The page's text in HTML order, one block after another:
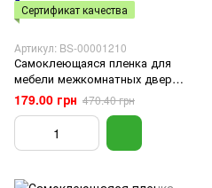
Сертификат качества
Артикул: BS-00001210
Самоклеющаяся пленка для
мебели межкомнатных дверей
декора интерьера серый
шифер 0,45х10м SW-00001210
179.00 грн 470.40 грн